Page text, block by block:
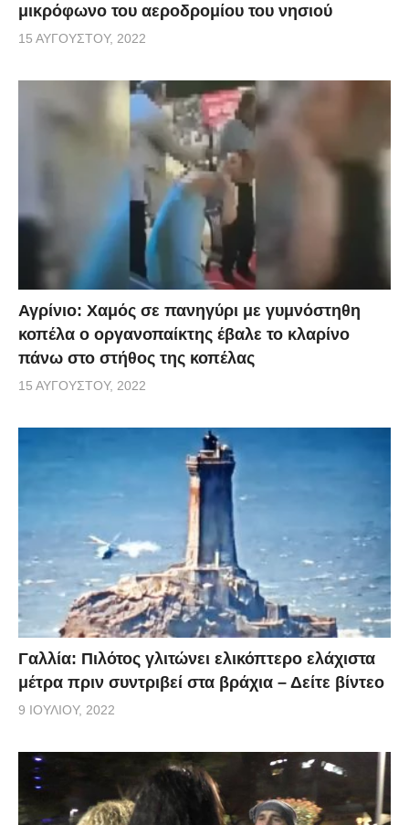
μικρόφωνο του αεροδρομίου του νησιού
15 ΑΥΓΟΎΣΤΟΥ, 2022
Αγρίνιο: Χαμός σε πανηγύρι με γυμνόστηθη
κοπέλα ο οργανοπαίκτης έβαλε το κλαρίνο
πάνω στο στήθος της κοπέλας
15 ΑΥΓΟΎΣΤΟΥ, 2022
Γαλλία: Πιλότος γλιτώνει ελικόπτερο ελάχιστα
μέτρα πριν συντριβεί στα βράχια – Δείτε βίντεο
9 ΙΟΥΛΊΟΥ, 2022